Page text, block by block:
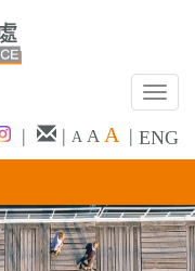
T
g
l
e
n
| | A A A | ENG